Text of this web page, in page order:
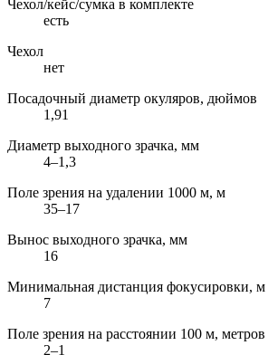
Чехол/кейс/сумка в комплекте
есть
Чехол
нет
Посадочный диаметр окуляров, дюймов
1,91
Диаметр выходного зрачка, мм
4–1,3
Поле зрения на удалении 1000 м, м
35–17
Вынос выходного зрачка, мм
16
Минимальная дистанция фокусировки, м
7
Поле зрения на расстоянии 100 м, метров
2–1